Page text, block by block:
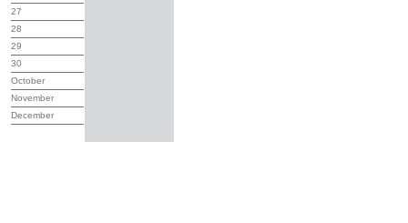
27
28
29
30
October
November
December